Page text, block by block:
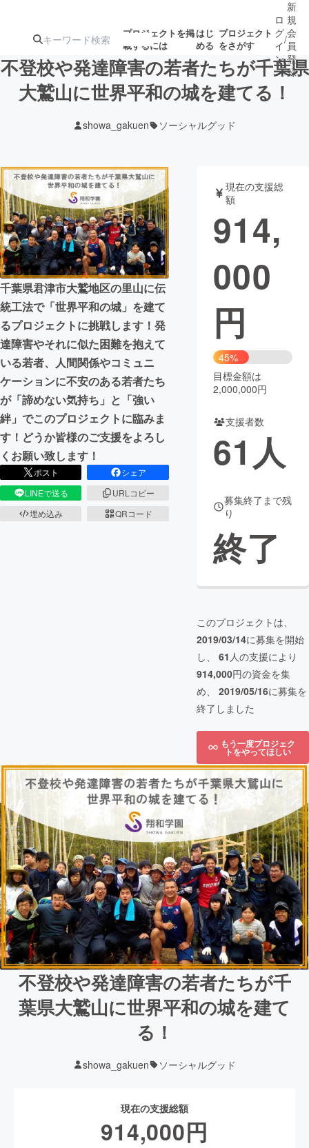
プロジェクトを掲
載するには
はじ
める
プロジェクト
をさがす
ターン
ジェクト
ロジェクト
アート・写真 音楽
テクノロジー・ガジェット ゲーム・サ
映像・映画
ビジネス・起業
まちづくり・地域活性化
CAMPFIRE for Social Good
CAMPFIRE Creation
CAMPFIREふるさと納税
コミュニティ
ロ
グ
イ
ン
/
新
規
会
員
登
録
不登校や発達障害の若者たちが千葉県
大鷲山に世界平和の城を建てる！
showa_gakuen ソーシャルグッド
千葉県君津市大鷲地区の里山に伝
統工法で「世界平和の城」を建て
るプロジェクトに挑戦します！発
達障害やそれに似た困難を抱えて
いる若者、人間関係やコミュニ
ケーションに不安のある若者たち
が「諦めない気持ち」と「強い
絆」でこのプロジェクトに臨みま
す！どうか皆様のご支援をよろし
くお願い致します！
ポスト
シェア
LINEで送る
URLコピー
埋め込み
QRコード
現在の支援総
額
914,
000
円
45%
目標金額は
2,000,000円
支援者数
61 人
募集終了まで残
り
終了
このプロジェクトは、
2019/03/14に募集を開始
し、 61 人の支援により
914,000円の資金を集
め、 2019/05/16に募集を
終了しました
もう一度プロジェク
トをやってほしい
不登校や発達障害の若者たちが千
葉県大鷲山に世界平和の城を建て
る！
showa_gakuen ソーシャルグッド
現在の支援総額
914,000円